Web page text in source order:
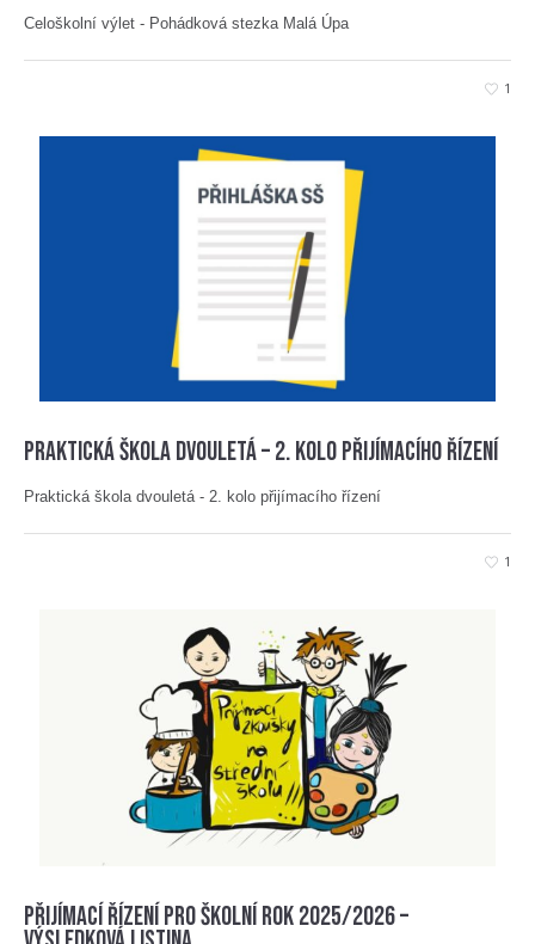
Celoškolní výlet - Pohádková stezka Malá Úpa
1
Praktická škola dvouletá – 2. kolo přijímacího řízení
Praktická škola dvouletá - 2. kolo přijímacího řízení
1
Přijímací řízení pro školní rok 2025/2026 –